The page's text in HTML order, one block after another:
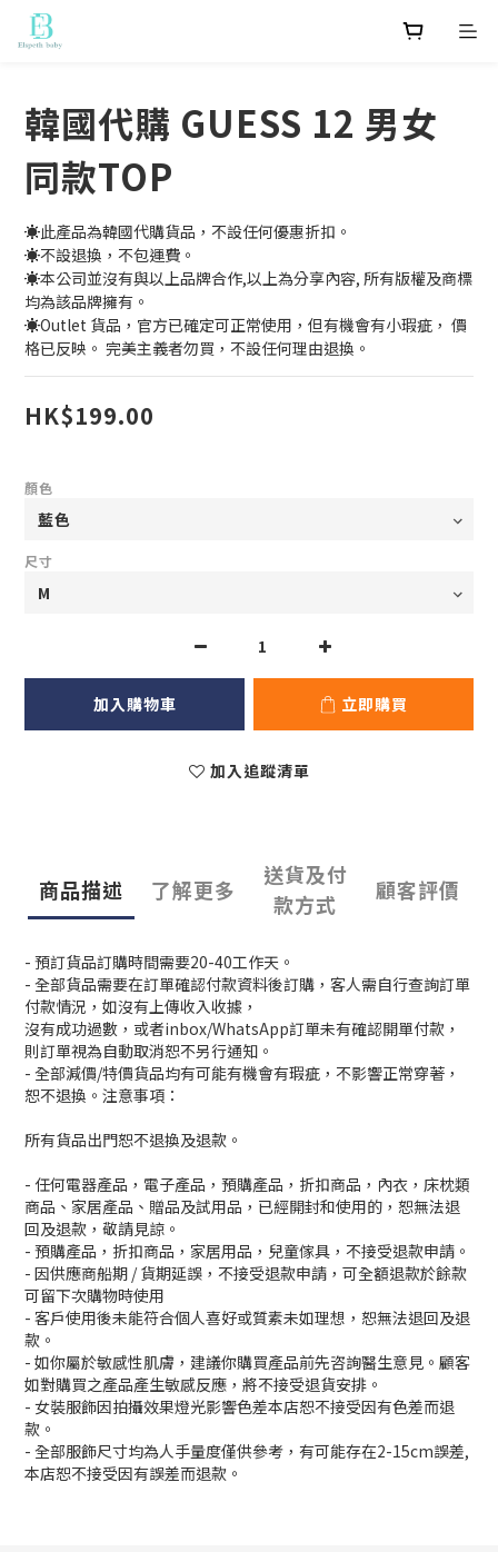
韓國代購 GUESS 12 男女
同款TOP
☀️此產品為韓國代購貨品，不設任何優惠折扣。
☀️不設退換，不包運費。
☀️本公司並沒有與以上品牌合作,以上為分享內容, 所有版權及商標
均為該品牌擁有。
☀️Outlet 貨品，官方已確定可正常使用，但有機會有小瑕疵， 價
格已反映。 完美主義者勿買，不設任何理由退換。
HK$199.00
顏色
尺寸
加入購物車 立即購買
加入追蹤清單
商品描述 了解更多
送貨及付
款方式
顧客評價
- 預訂貨品訂購時間需要20-40工作天。
- 全部貨品需要在訂單確認付款資料後訂購，客人需自行查詢訂單
付款情況，如沒有上傳收入收據，
沒有成功過數，或者inbox/WhatsApp訂單未有確認開單付款，
則訂單視為自動取消恕不另行通知。
- 全部減價/特價貨品均有可能有機會有瑕疵，不影響正常穿著，
恕不退換。注意事項：
所有貨品出門恕不退換及退款。
- 任何電器產品，電子產品，預購產品，折扣商品，內衣，床枕類
商品、家居產品、贈品及試用品，已經開封和使用的，恕無法退
回及退款，敬請見諒。
- 預購產品，折扣商品，家居用品，兒童傢具，不接受退款申請。
- 因供應商船期 / 貨期延誤，不接受退款申請，可全額退款於餘款
可留下次購物時使用
- 客戶使用後未能符合個人喜好或質素未如理想，恕無法退回及退
款。
- 如你屬於敏感性肌膚，建議你購買產品前先咨詢醫生意見。顧客
如對購買之產品產生敏感反應，將不接受退貨安排。
- 女裝服飾因拍攝效果燈光影響色差本店恕不接受因有色差而退
款。
- 全部服飾尺寸均為人手量度僅供參考，有可能存在2-15cm誤差,
本店恕不接受因有誤差而退款。